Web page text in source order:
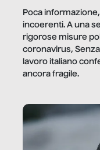
Poca
incoerenti. A una
rigorose misure
coronavirus,
lavoro italiano
ancora fragile.